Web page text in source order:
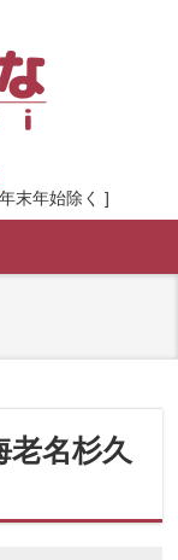
末年始除く ]
名杉久